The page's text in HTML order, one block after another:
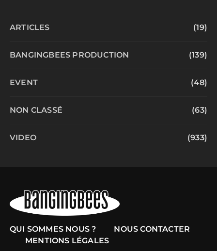
ARTICLES (19)
BANGINGBEES PRODUCTION (139)
EVENT (48)
NON CLASSÉ (63)
VIDEO (933)
QUI SOMMES NOUS ?
NOUS CONTACTER
MENTIONS LÉGALES